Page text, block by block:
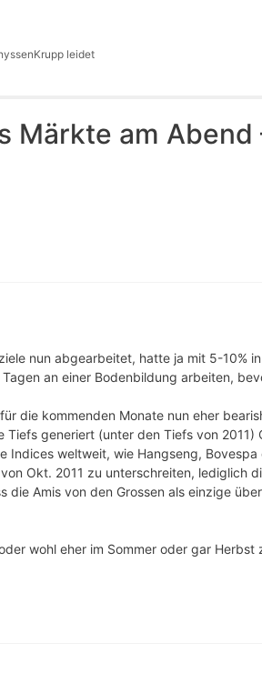
leidet
Märkte am Abend
nun abgearbeitet, hatte ja mit 5-10%
an einer Bodenbildung arbeiten,
die kommenden Monate nun eher
generiert (unter den Tiefs von 2011)
Indices weltweit, wie Hangseng,
Okt. 2011 zu unterschreiten, lediglich
die Amis von den Grossen als einzige
wohl eher im Sommer oder gar